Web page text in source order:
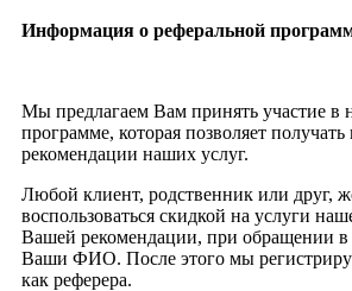
Информация о реферальной
Мы предлагаем Вам принять участие в
программе, которая позволяет получать
рекомендации наших услуг.
Любой клиент, родственник или друг,
воспользоваться скидкой на услуги
Вашей рекомендации, при обращении в
Ваши ФИО. После этого мы
как реферера.